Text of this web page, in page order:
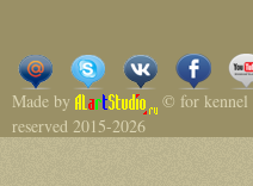
Made by © for kennel
reserved 2015-2026